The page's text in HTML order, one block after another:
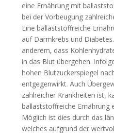
eine Ernährung mit
bei der Vorbeugung
Eine ballaststoffreiche
auf Darmkrebs und
anderem, dass
in das Blut übergehen.
hohen Blutzuckerspiegel
entgegenwirkt. Auch
zahlreicher Krankheiten ist,
ballaststoffreiche Ernährung
Möglich ist dies durch das
welches aufgrund der